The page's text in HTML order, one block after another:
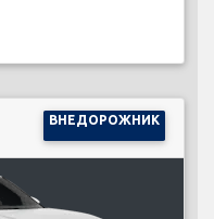
ВНЕДОРОЖНИК